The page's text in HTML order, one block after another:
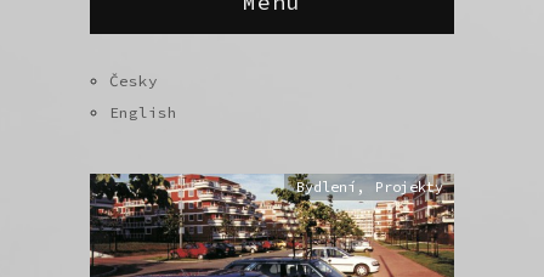
Česky
English
Bydlení , Projekty